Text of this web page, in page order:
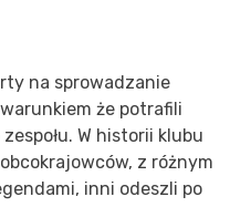
na sprowadzanie
że potrafili
W historii klubu
z różnym
inni odeszli po